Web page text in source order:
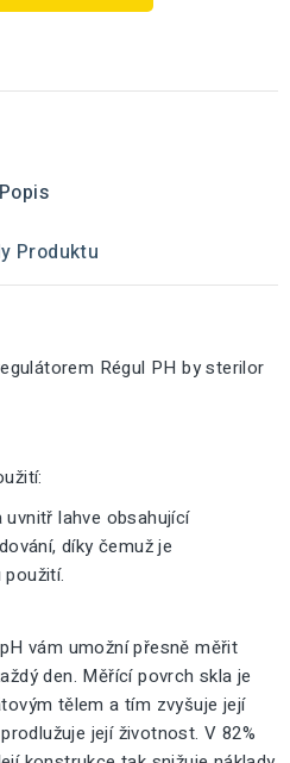
Popis
Produktu
Régul PH by sterilor
lahve obsahující
díky čemuž je
vám umožní přesně měřit
den. Měřící povrch skla je
tělem a tím zvyšuje její
její životnost. V 82%